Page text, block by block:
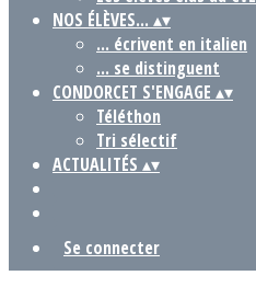
NOS ÉLÈVES... ▴▾
... écrivent en italien
... se distinguent
CONDORCET S'ENGAGE ▴▾
Téléthon
Tri sélectif
ACTUALITÉS ▴▾
Se connecter